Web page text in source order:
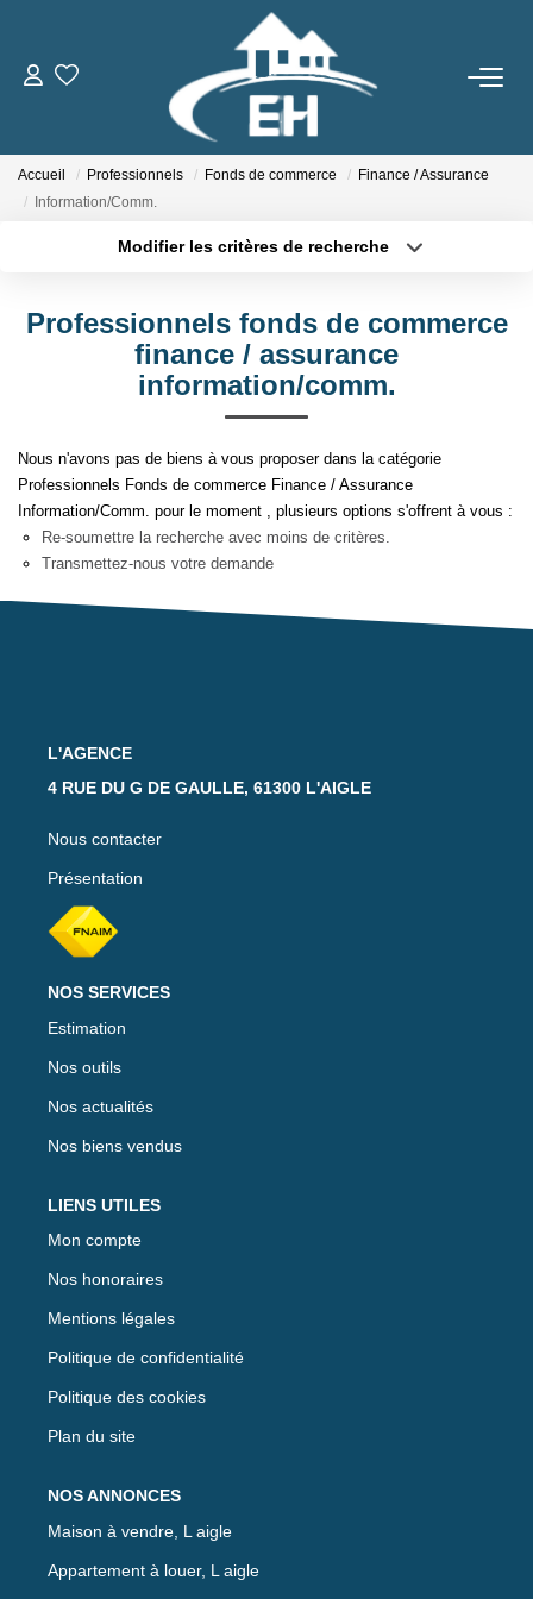
ACHETER
Nos Biens
ESTIMER
Qui Sommes-Nous
Notre Équipe
Avis Clients
EXTRANET
Accueil Professionnels Fonds de commerce
Finance / Assurance
Information/Comm.
Modifier les critères de recherche
Sélectionnez...
Type de bien
Créer une alerte
Professionnels fonds de commerce
finance / assurance
information/comm.
Nous n'avons pas de biens à vous proposer dans la catégorie
Professionnels Fonds de commerce Finance / Assurance
Information/Comm. pour le moment , plusieurs options s'offrent à vous :
Re-soumettre la recherche avec moins de critères.
Transmettez-nous votre demande
L'AGENCE
4 RUE DU G DE GAULLE, 61300 L'AIGLE
Nous contacter
Présentation
NOS SERVICES
Estimation
Nos outils
Nos actualités
Nos biens vendus
LIENS UTILES
Mon compte
Nos honoraires
Mentions légales
Politique de confidentialité
Politique des cookies
Plan du site
NOS ANNONCES
Maison à vendre, L aigle
Appartement à louer, L aigle